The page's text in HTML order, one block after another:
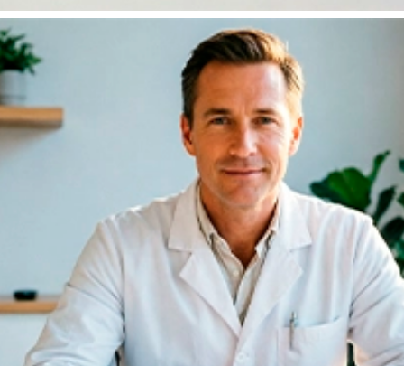
Бесплатное обследование перед
кодированием!
При оплате наличными полной стоимости первичного
выезда —
бесплатное КТГ (кардиотокография) или
перед кодированием в подарок.
Оставить заявку